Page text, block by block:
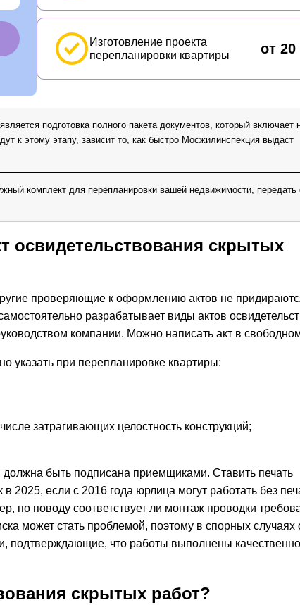
Изготовление проекта
перепланировки квартиры
от 20
подготовка полного пакета документов, который включает
к этому этапу, зависит то, как быстро Мосжилинспекция выдаст
комплект для перепланировки вашей недвижимости, передать
освидетельствования скрытых
проверяющие к оформлению актов не
разрабатывает виды актов
компании. Можно написать акт в
указать при перепланировке квартиры:
затрагивающих целостность конструкций;
быть подписана приемщиками. Ставить печать
2025, если с 2016 года юрлица могут работать без
по поводу соответствует ли монтаж проводки
может стать проблемой, поэтому в спорных случаях
подтверждающие, что работы выполнены
скрытых работ?